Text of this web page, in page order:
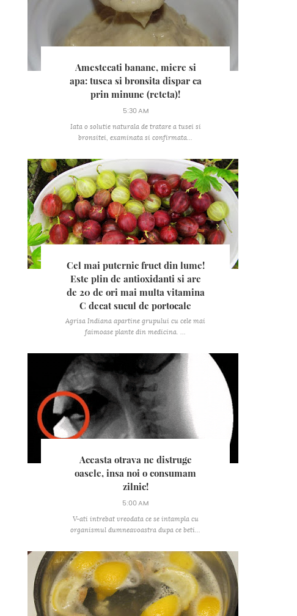
Amestecati banane, miere si
apa: tusea si bronsita dispar ca
prin minune (reteta)!
5:30 AM
Iata o solutie naturala de tratare a tusei si
bronsitei, examinata si confirmata...
Cel mai puternic fruct din lume!
Este plin de antioxidanti si are
de 20 de ori mai multa vitamina
C decat sucul de portocale
Agrisa Indiana apartine grupului cu cele mai
faimoase plante din medicina. ...
Aceasta otrava ne distruge
oasele, insa noi o consumam
zilnic!
5:00 AM
V-ati intrebat vreodata ce se intampla cu
organismul dumneavoastra dupa ce beti...